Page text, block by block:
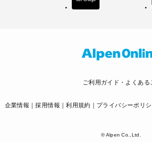
ご利用ガイド・よくある
企業情報 採用情報 利用規約 プライバシーポリ
© Alpen Co.,Ltd.